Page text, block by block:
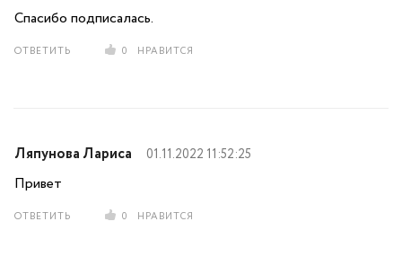
Спасибо подписалась.
ОТВЕТИТЬ 0 НРАВИТСЯ
Ляпунова Лариса 01.11.2022 11:52:25
Привет
ОТВЕТИТЬ 0 НРАВИТСЯ